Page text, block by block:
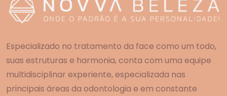
Especializado no tratamento da face como um todo,
suas estruturas e harmonia, conta com uma equipe
multidisciplinar experiente, especializada nas
principais áreas da odontologia e em constante